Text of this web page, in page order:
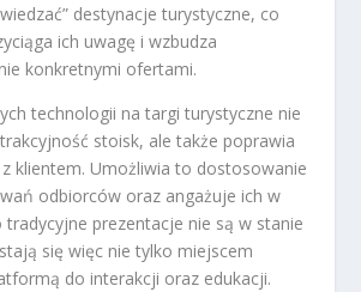
destynacje turystyczne, co
ich uwagę i wzbudza
konkretnymi ofertami.
technologii na targi turystyczne nie
stoisk, ale także poprawia
klientem. Umożliwia to dostosowanie
odbiorców oraz angażuje ich w
prezentacje nie są w stanie
się więc nie tylko miejscem
do interakcji oraz edukacji.